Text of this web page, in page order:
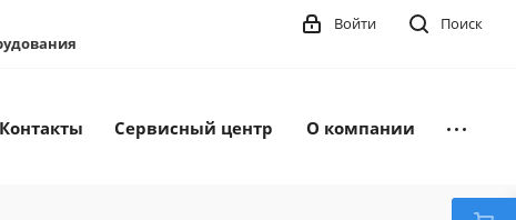
Поиск
Войти
Контакты Сервисный центр О компании